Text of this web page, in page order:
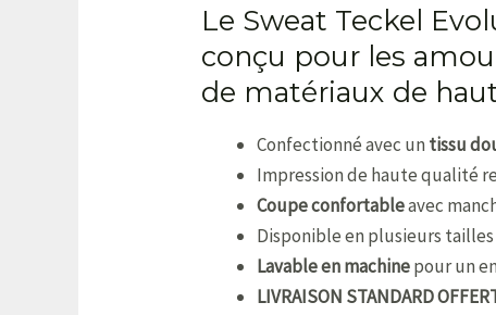
Le Sweat Teckel
conçu pour les
de matériaux de
Confectionné avec un tissu
Impression de haute qualité
Coupe confortableavec
Disponible en plusieurs
Lavable en machinepour un
LIVRAISON STANDARD